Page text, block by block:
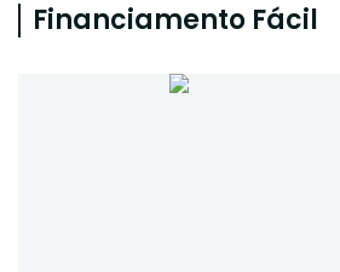
Financiamento Fácil